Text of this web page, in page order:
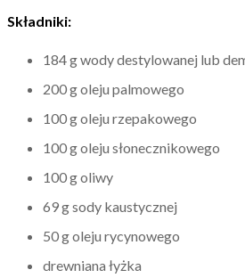
Składniki:
184 g wody destylowanej lub
200 g oleju palmowego
100 g oleju rzepakowego
100 g oleju słonecznikowego
100 g oliwy
69 g sody kaustycznej
50 g oleju rycynowego
drewniana łyżka